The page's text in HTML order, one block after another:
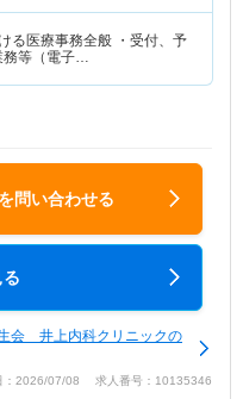
る医療事務全般 ・受付、予
務等（電子…
問い合わせる
会 井上内科クリニックの
：2026/07/08 求人番号：10135346